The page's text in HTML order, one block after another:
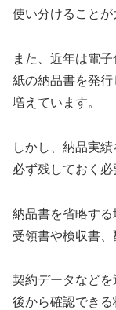
使い分けることが
また、近年は電
紙の納品書を発
増えています。
しかし、納品実
必ず残しておく必
納品書を省略する
受領書や検収書、
契約データなどを
後から確認でき